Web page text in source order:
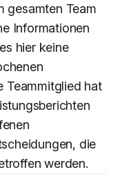
gesamten Team
Informationen
hier keine
Teammitglied hat
die
werden.